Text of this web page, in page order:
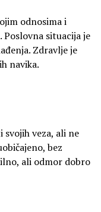
odnosima i
situacija je
Zdravlje je
navika.
svojih veza, ali ne
bez
ali odmor dobro